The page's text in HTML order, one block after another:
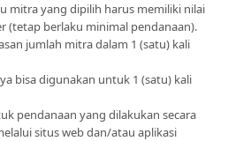
mitra yang dipilih harus memiliki nilai
(tetap berlaku minimal pendanaan).
jumlah mitra dalam 1 (satu) kali
bisa digunakan untuk 1 (satu) kali
pendanaan yang dilakukan secara
situs web dan/atau aplikasi